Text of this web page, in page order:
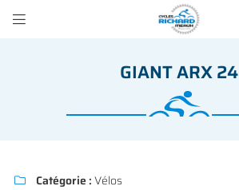

GIANT ARX 24
 Catégorie :Vélos